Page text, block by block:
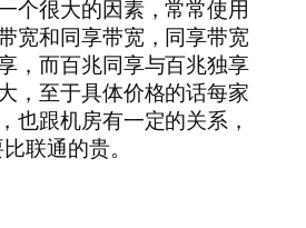
个很大的因素，常常使用
宽和同享带宽，同享带宽
，而百兆同享与百兆独享
，至于具体价格的话每家
也跟机房有一定的关系，
联通的贵。